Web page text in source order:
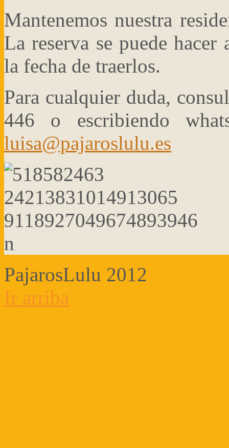
Mantenemos nuestra
La reserva se puede
la fecha de traerlos.
Para cualquier duda,
446 o escribiendo
luisa@pajaroslulu.es
PajarosLulu 2012
Ir arriba